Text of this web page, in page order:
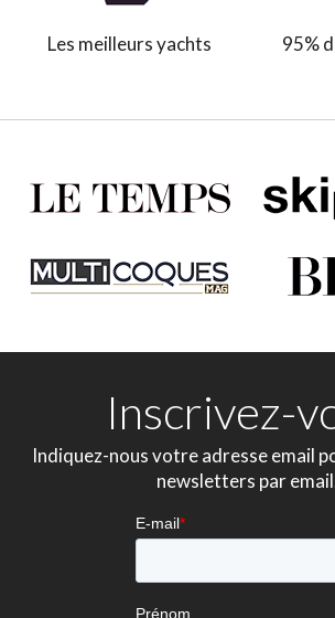
Les meilleurs yachts
95%
Inscrivez-
Indiquez-nous votre adresse email
newsletters par